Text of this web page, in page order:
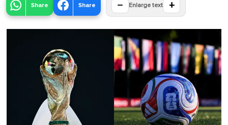
Share Share − Enlarge text +